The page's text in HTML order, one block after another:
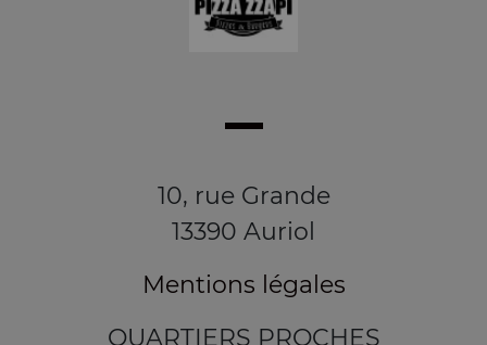
10, rue Grande
13390 Auriol
Mentions légales
QUARTIERS PROCHES